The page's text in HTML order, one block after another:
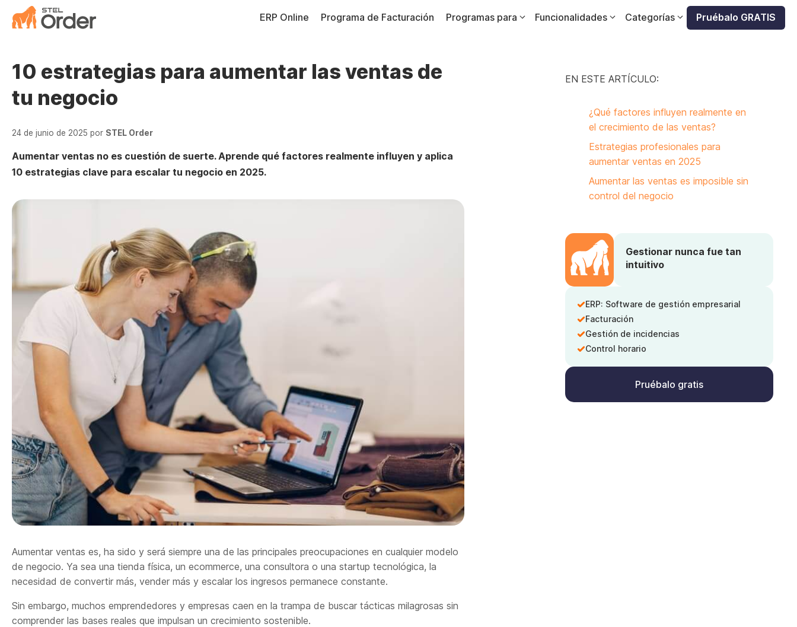
ERP Online Programa de Facturación Programas para Funcionalidades Categorías Pruébalo GRATIS
10 estrategias para aumentar las ventas de
tu negocio
24 de junio de 2025 por STEL Order
Aumentar ventas no es cuestión de suerte. Aprende qué factores realmente influyen y aplica
10 estrategias clave para escalar tu negocio en 2025.
Aumentar ventas es, ha sido y será siempre una de las principales preocupaciones en cualquier modelo
de negocio. Ya sea una tienda física, un ecommerce, una consultora o una startup tecnológica, la
necesidad de convertir más, vender más y escalar los ingresos permanece constante.
Sin embargo, muchos emprendedores y empresas caen en la trampa de buscar tácticas milagrosas sin
comprender las bases reales que impulsan un crecimiento sostenible.
EN ESTE ARTÍCULO:
¿Qué factores influyen realmente en
el crecimiento de las ventas?
Estrategias profesionales para
aumentar ventas en 2025
Aumentar las ventas es imposible sin
control del negocio
Gestionar nunca fue tan
intuitivo
ERP: Software de gestión empresarial
Facturación
Gestión de incidencias
Control horario
Pruébalo gratis